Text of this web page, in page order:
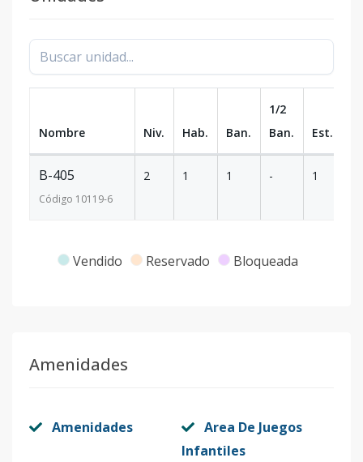
Nombre Niv. Hab. Ban.
1/2
Ban.
Est.
B-405
Código 10119-6
2 1 1 - 1
Vendido Reservado Bloqueada
Amenidades
Amenidades
Area De Juegos
Infantiles